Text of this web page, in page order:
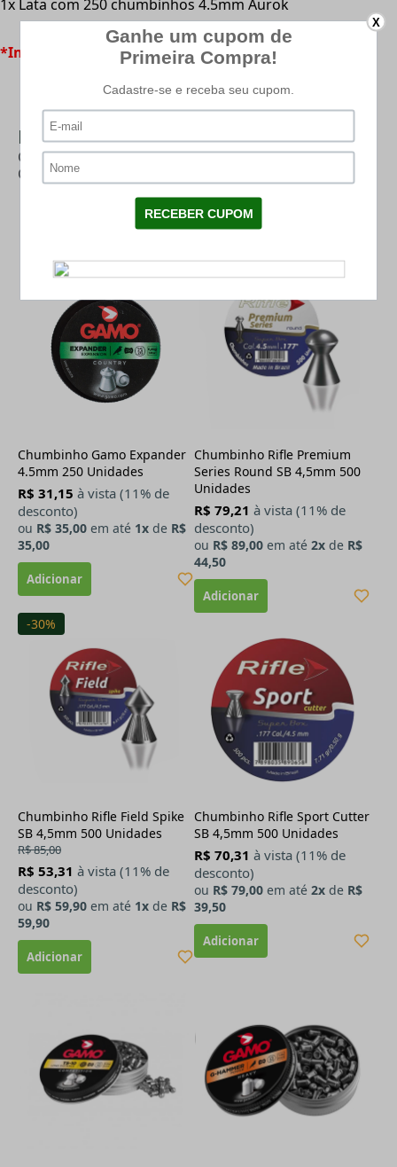
1x Lata com 250 chumbinhos 4.5mm Aurok
*Imagens meramente ilustrativas.
Mais Categorias
CHUMBINHO 4.5|CHUMBINHOS PCP|
CHUMBINHO AUROK -
Chumbinho Gamo Expander
4.5mm 250 Unidades
R$ 31,15 à vista (11% de
desconto)
ou R$ 35,00 em até 1x de R$
35,00
Chumbinho Rifle Premium
Series Round SB 4,5mm 500
Unidades
R$ 79,21 à vista (11% de
desconto)
ou R$ 89,00 em até 2x de R$
44,50
-30%
Chumbinho Rifle Field Spike
SB 4,5mm 500 Unidades
R$ 85,00
R$ 53,31 à vista (11% de
desconto)
ou R$ 59,90 em até 1x de R$
59,90
Chumbinho Rifle Sport Cutter
SB 4,5mm 500 Unidades
R$ 70,31 à vista (11% de
desconto)
ou R$ 79,00 em até 2x de R$
39,50
X